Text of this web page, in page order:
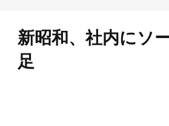
新昭和、社内にソ
足